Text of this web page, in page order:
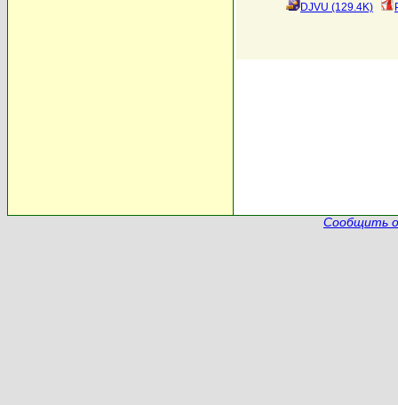
DJVU (129.4K)
Сообщить о